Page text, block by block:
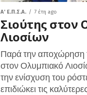
A' Ε.Π.Σ.Α. 7 έτη ago
Σιούτης στον
Λιοσίων
Παρά την αποχώρηση
στον Ολυμπιακό
την ενίσχυση του
επιδιώκει τις